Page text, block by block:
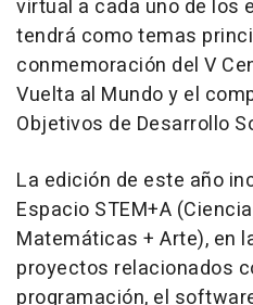
virtual a cada uno de los
tendrá como temas
conmemoración del V
Vuelta al Mundo y el
Objetivos de Desarrollo
La edición de este año
Espacio STEM+A
Matemáticas + Arte), en
proyectos relacionados
programación, el